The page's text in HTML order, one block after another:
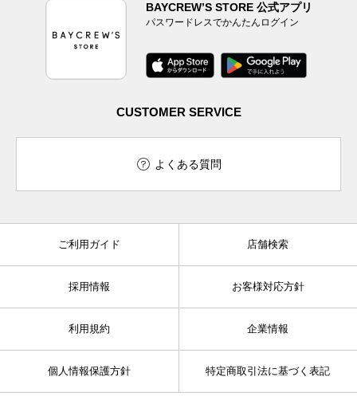
BAYCREW’S STORE 公式アプリ
パスワードレスでかんたんログイン
CUSTOMER SERVICE
よくある質問
ご利用ガイド 店舗検索
採用情報 お客様対応方針
利用規約 企業情報
個人情報保護方針 特定商取引法に基づく表記